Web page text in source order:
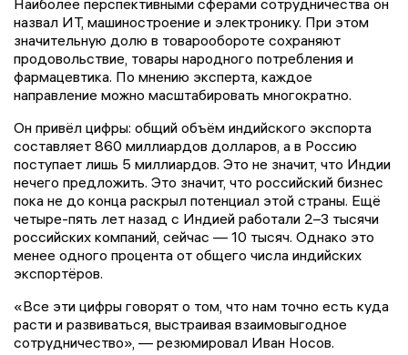
назвал ИТ, машиностроение и электронику. При этом
значительную долю в товарообороте сохраняют
продовольствие, товары народного потребления и
фармацевтика. По мнению эксперта, каждое
направление можно масштабировать многократно.
Он привёл цифры: общий объём индийского экспорта
составляет 860 миллиардов долларов, а в Россию
поступает лишь 5 миллиардов. Это не значит, что Индии
нечего предложить. Это значит, что российский бизнес
пока не до конца раскрыл потенциал этой страны. Ещё
четыре-пять лет назад с Индией работали 2–3 тысячи
российских компаний, сейчас — 10 тысяч. Однако это
менее одного процента от общего числа индийских
экспортёров.
«Все эти цифры говорят о том, что нам точно есть куда
расти и развиваться, выстраивая взаимовыгодное
сотрудничество», — резюмировал Иван Носов.